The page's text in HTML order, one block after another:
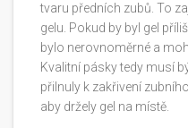
tvaru předních zubů. To
gelu. Pokud by byl gel
bylo nerovnoměrné a
Kvalitní pásky tedy musí
přilnuly k zakřivení
aby držely gel na místě.